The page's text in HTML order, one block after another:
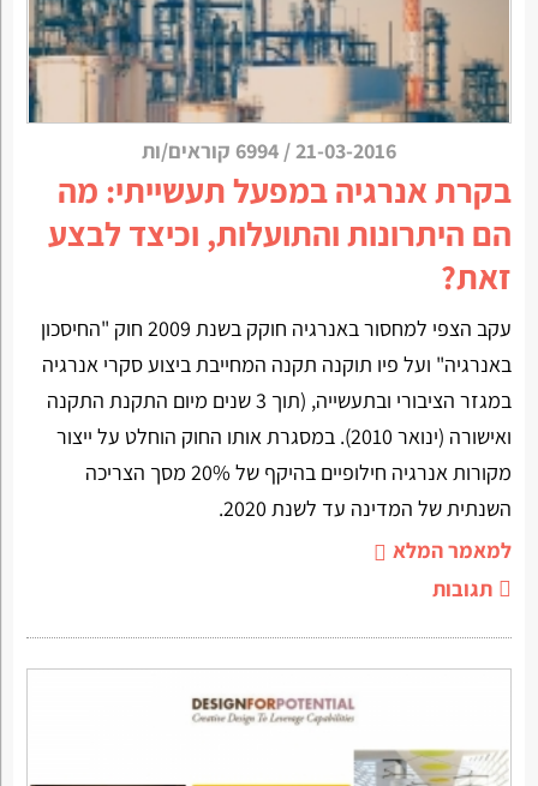
21-03-2016
/ 6994 קוראים/ות
בקרת אנרגיה במפעל תעשייתי: מה
הם היתרונות והתועלות, וכיצד לבצע
זאת?
עקב הצפי למחסור באנרגיה חוקק בשנת 2009 חוק "החיסכון
באנרגיה" ועל פיו תוקנה תקנה המחייבת ביצוע סקרי אנרגיה
במגזר הציבורי ובתעשייה, (תוך 3 שנים מיום התקנת התקנה
ואישורה (ינואר 2010). במסגרת אותו החוק הוחלט על ייצור
מקורות אנרגיה חילופיים בהיקף של 20% מסך הצריכה
השנתית של המדינה עד לשנת 2020.
למאמר המלא
תגובות